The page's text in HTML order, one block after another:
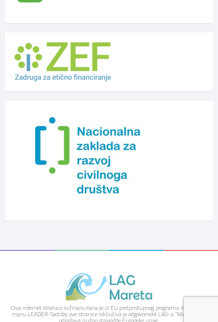
Ova internet stranica sufinancirana je iz EU pretpristupnog programa IPARD kroz
mjeru LEADER. Sadržaj ove stranice isključiva je odgovornost LAG-a “Mareta” i ne